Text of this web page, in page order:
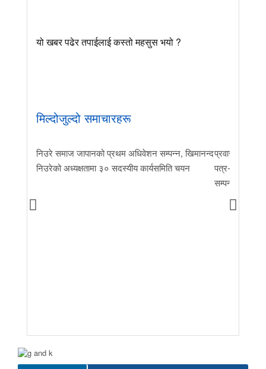
यो खबर पढेर तपाईलाई कस्तो महसुस भयो ?
मिल्दोजुल्दो समाचारहरू
निउरे समाज जापानको प्रथम अधिवेशन सम्पन्न, खिमानन्द
निउरेको अध्यक्षतामा ३० सदस्यीय कार्यसमिति चयन
प्रवास र
पत्र-२०२६
सम्पन्न